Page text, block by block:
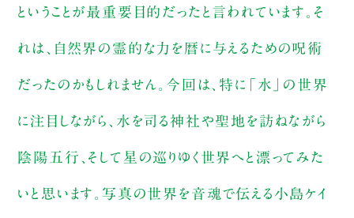
ということが最重要目的だったと言われています。そ
れは、自然界の霊的な力を暦に与えるための呪術
だったのかもしれません。今回は、特に「水」の世界
に注目しながら、水を司る神社や聖地を訪ねながら
陰陽五行、そして星の巡りゆく世界へと漂ってみた
いと思います。写真の世界を音魂で伝える小島ケイ